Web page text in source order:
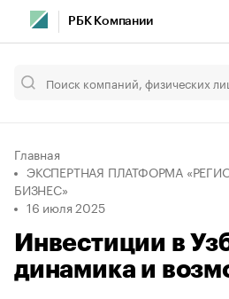
РБК Компании
Главная
ЭКСПЕРТНАЯ ПЛАТФОРМА
БИЗНЕС»
16 июля 2025
Инвестиции в
динамика и